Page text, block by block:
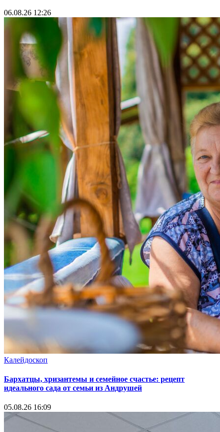
06.08.26 12:26
Калейдоскоп
Бархатцы, хризантемы и семейное счастье: рецепт
идеального сада от семьи из Андрушей
05.08.26 16:09